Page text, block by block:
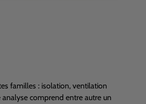
familles : isolation, ventilation
comprend entre autre un